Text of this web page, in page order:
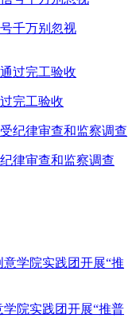
千万别忽视
完工验收
律审查和监察调查
院实践团开展“推普